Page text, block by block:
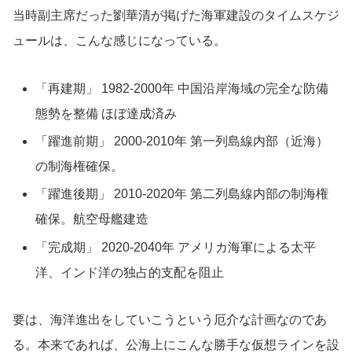
当時副主席だった劉華清が掲げた海軍建設のタイムスケジ
ュールは、こんな感じになっている。
「再建期」 1982-2000年 中国沿岸海域の完全な防備
態勢を整備 ほぼ達成済み
「躍進前期」 2000-2010年 第一列島線内部（近海）
の制海権確保。
「躍進後期」 2010-2020年 第二列島線内部の制海権
確保。航空母艦建造
「完成期」 2020-2040年 アメリカ海軍による太平
洋、インド洋の独占的支配を阻止
要は、海洋進出をしていこうという厄介な計画なのであ
る。本来であれば、公海上にこんな勝手な仮想ラインを設